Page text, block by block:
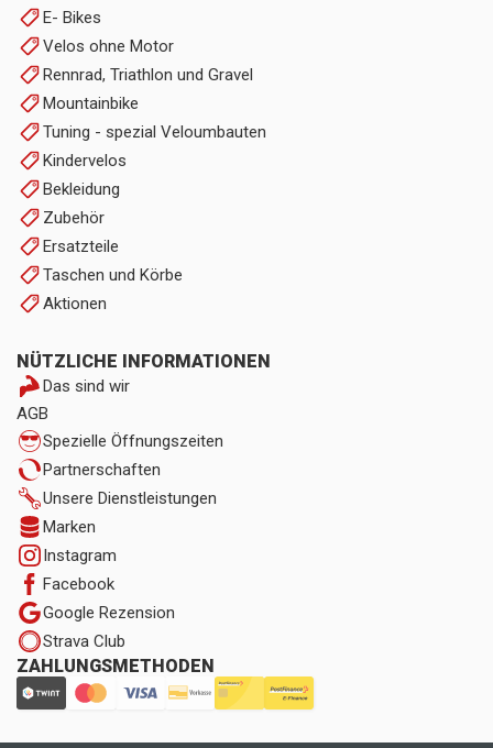
E- Bikes
Velos ohne Motor
Rennrad, Triathlon und Gravel
Mountainbike
Tuning - spezial Veloumbauten
Kindervelos
Bekleidung
Zubehör
Ersatzteile
Taschen und Körbe
Aktionen
NÜTZLICHE INFORMATIONEN
Das sind wir
AGB
Spezielle Öffnungszeiten
Partnerschaften
Unsere Dienstleistungen
Marken
Instagram
Facebook
Google Rezension
Strava Club
ZAHLUNGSMETHODEN